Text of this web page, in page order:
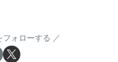
フォローする